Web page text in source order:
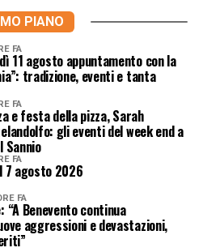
PIANO
FA
11 agosto appuntamento con la
tradizione, eventi e tanta
FA
e festa della pizza, Sarah
gli eventi del week end a
Sannio
FA
7 agosto 2026
FA
“A Benevento continua
aggressioni e devastazioni,